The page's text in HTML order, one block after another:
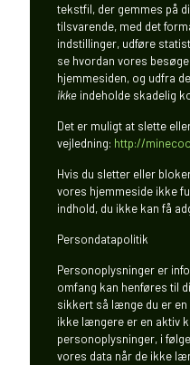
tekstfil, der gemmes på
tilsvarende, med det
indstillinger, udføre
se hvordan vores
hjemmesiden, og udfra
ikke indeholde skadelig
Det er muligt at slette
vejledning: http://
Hvis du sletter eller
vores hjemmeside ikke
indhold, du ikke kan få
Persondatapolitik
Personoplysninger er
omfang kan henføres til
sikkert så længe du er en
ikke længere er en aktiv
personoplysninger, i
vores data når de ikke